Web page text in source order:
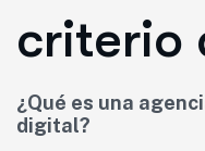
criterio
¿Qué es una
digital?